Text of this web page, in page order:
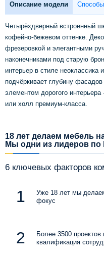
Описание модели
Четырёхдверный встроенный
кофейно-бежевом оттенке.
фрезеровкой и элегантными
наконечниками под старую
интерьер в стиле неоклассика
подчёркивает глубину
элементом дорогого
или холл премиум-класса.
18 лет делаем мебель
Мы одни из лидеров
6 ключевых факторов
Уже 18 лет мы
фокус
Более 3500
квалификация